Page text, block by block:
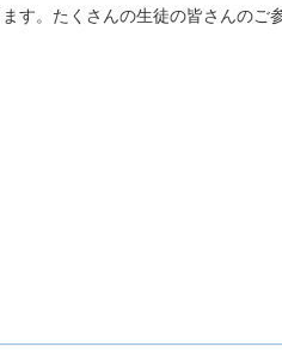
。たくさんの生徒の皆さんのご